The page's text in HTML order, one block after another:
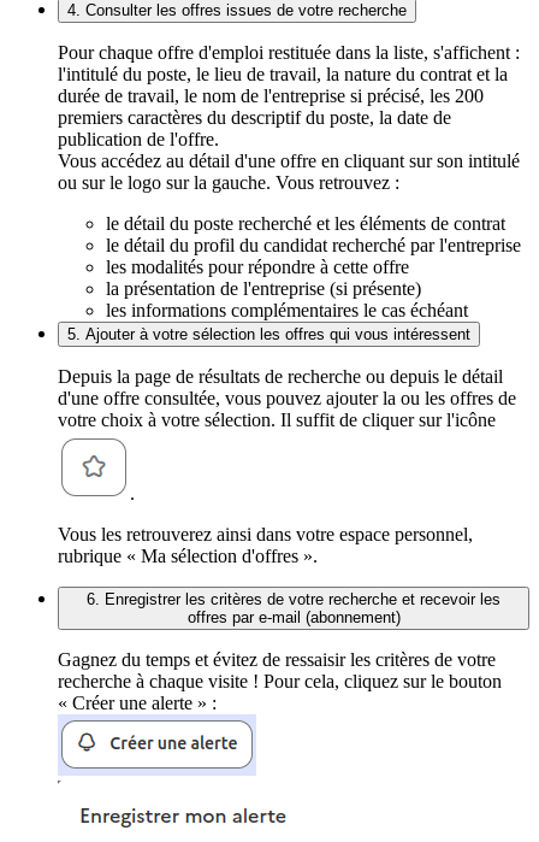
4. Consulter les offres issues de votre recherche
Pour chaque offre d'emploi restituée dans la liste, s'affichent :
l'intitulé du poste, le lieu de travail, la nature du contrat et la
durée de travail, le nom de l'entreprise si précisé, les 200
premiers caractères du descriptif du poste, la date de
publication de l'offre.
Vous accédez au détail d'une offre en cliquant sur son intitulé
ou sur le logo sur la gauche. Vous retrouvez :
le détail du poste recherché et les éléments de contrat
le détail du profil du candidat recherché par l'entreprise
les modalités pour répondre à cette offre
la présentation de l'entreprise (si présente)
les informations complémentaires le cas échéant
5. Ajouter à votre sélection les offres qui vous intéressent
Depuis la page de résultats de recherche ou depuis le détail
d'une offre consultée, vous pouvez ajouter la ou les offres de
votre choix à votre sélection. Il suffit de cliquer sur l'icône
.
Vous les retrouverez ainsi dans votre espace personnel,
rubrique « Ma sélection d'offres ».
6. Enregistrer les critères de votre recherche et recevoir les
offres par e-mail (abonnement)
Gagnez du temps et évitez de ressaisir les critères de votre
recherche à chaque visite ! Pour cela, cliquez sur le bouton
« Créer une alerte » :